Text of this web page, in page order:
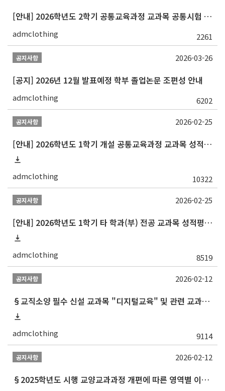
[안내] 2026학년도 2학기 공통교육과정 교과목 공통시험 일정 알림
admclothing 2261
공지사항
[공지] 2026년 12월 발표예정 학부 졸업논문 조편성 안내
admclothing 6202
2026-03-26
공지사항
[안내] 2026학년도 1학기 개설 공통교육과정 교과목 성적평가방법 변경 안내
admclothing 10322
2026-02-25
공지사항
[안내] 2026학년도 1학기 타 학과(부) 전공 교과목 성적평가방법 선택제 신청 안내
admclothing 8519
2026-02-25
공지사항
§교직소양 필수 신설 교과목 "디지털교육" 및 관련 교과목 권장 이수 순서 안내§
admclothing 9114
2026-02-12
공지사항
§2025학년도 시행 교양교과과정 개편에 따른 영역별 이수 안내 (재학생 및 2013학번 포함 이전 학번 대상)§
2026-02-12